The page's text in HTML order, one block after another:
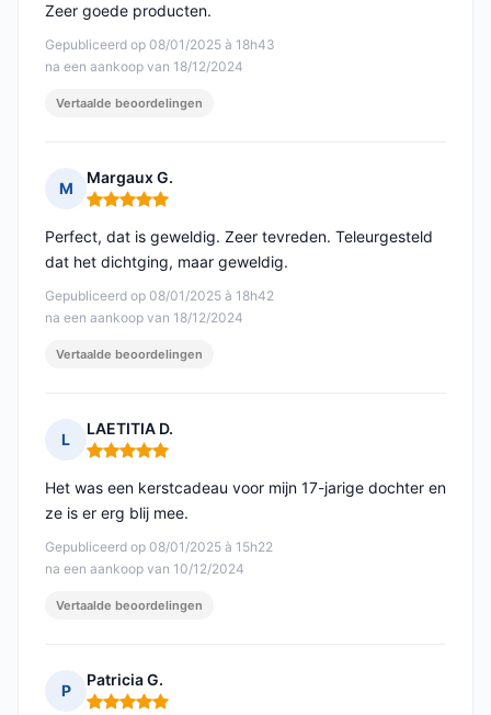
Gepubliceerd op 08/01/2025 à 18h43
na een aankoop van 18/12/2024
Zeer goede producten.
Vertaalde beoordelingen
M
Margaux G.
Opmerking: 5 van 5
Gepubliceerd op 08/01/2025 à 18h42
na een aankoop van 18/12/2024
Perfect, dat is geweldig. Zeer tevreden. Teleurgesteld
dat het dichtging, maar geweldig.
Vertaalde beoordelingen
L
LAETITIA D.
Opmerking: 5 van 5
Gepubliceerd op 08/01/2025 à 15h22
na een aankoop van 10/12/2024
Het was een kerstcadeau voor mijn 17-jarige dochter en
ze is er erg blij mee.
Vertaalde beoordelingen
P
Patricia G.
Opmerking: 5 van 5